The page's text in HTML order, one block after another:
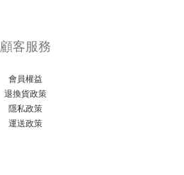
顧客服務
會員權益
退換貨政策
隱私政策
運送政策